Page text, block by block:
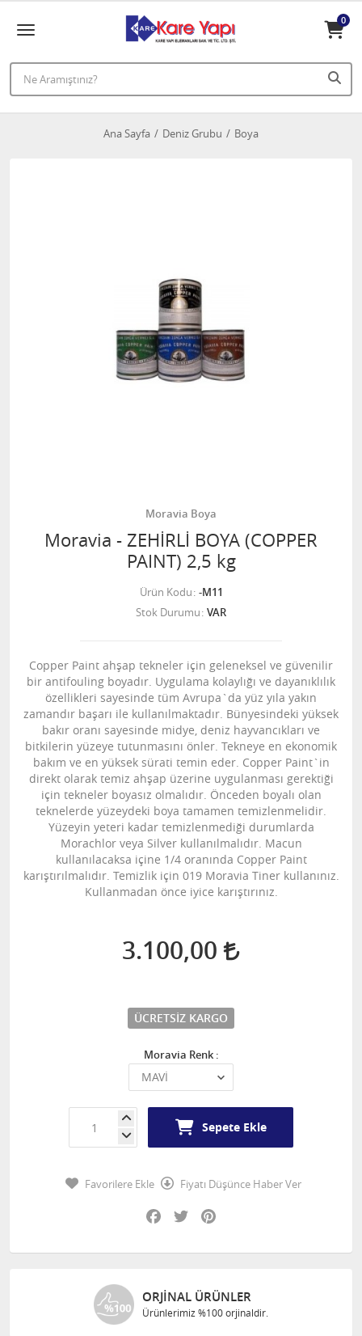
0
Ana Sayfa Deniz Grubu Boya
Moravia Boya
Moravia - ZEHİRLİ BOYA (COPPER
PAINT) 2,5 kg
Ürün Kodu -M11
Stok Durumu VAR
Copper Paint ahşap tekneler için geleneksel ve güvenilir
bir antifouling boyadır. Uygulama kolaylığı ve dayanıklılık
özellikleri sayesinde tüm Avrupa`da yüz yıla yakın
zamandır başarı ile kullanılmaktadır. Bünyesindeki yüksek
bakır oranı sayesinde midye, deniz hayvancıkları ve
bitkilerin yüzeye tutunmasını önler. Tekneye en ekonomik
bakım ve en yüksek sürati temin eder. Copper Paint`in
direkt olarak temiz ahşap üzerine uygulanması gerektiği
için tekneler boyasız olmalıdır. Önceden boyalı olan
teknelerde yüzeydeki boya tamamen temizlenmelidir.
Yüzeyin yeteri kadar temizlenmediği durumlarda
Morachlor veya Silver kullanılmalıdır. Macun
kullanılacaksa içine 1/4 oranında Copper Paint
karıştırılmalıdır. Temizlik için 019 Moravia Tiner kullanınız.
Kullanmadan önce iyice karıştırınız.
3.100,00
ÜCRETSIZ KARGO
Moravia Renk :
Sepete Ekle
Favorilere Ekle
Fiyatı Düşünce Haber Ver
Facebook
Twitter
ÜCRETSIZ KARGO
1000 TL ve üzeri